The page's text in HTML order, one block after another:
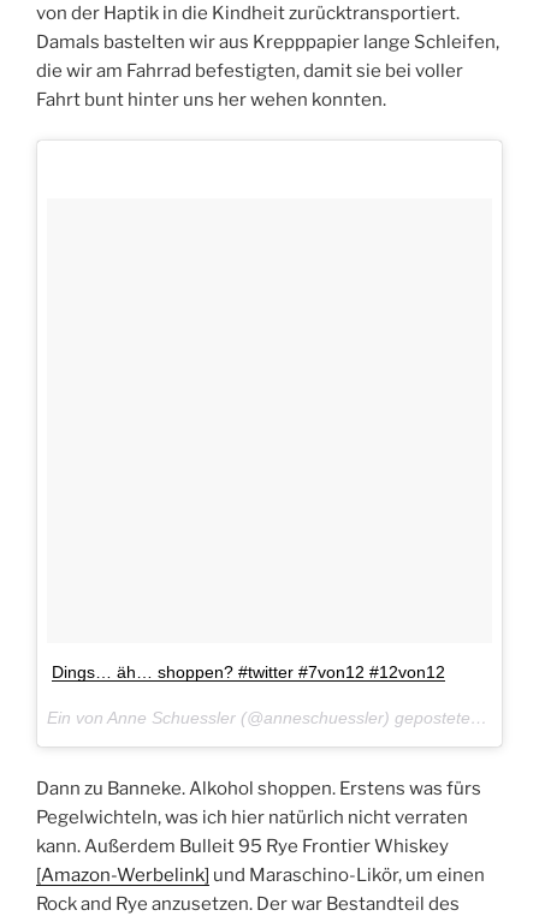
von der Haptik in die Kindheit zurücktransportiert.
Damals bastelten wir aus Krepppapier lange Schleifen,
die wir am Fahrrad befestigten, damit sie bei voller
Fahrt bunt hinter uns her wehen konnten.
Dings… äh… shoppen? #twitter #7von12 #12von12
Ein von Anne Schuessler (@anneschuessler) gepostetes Foto am
Dann zu Banneke. Alkohol shoppen. Erstens was fürs
Pegelwichteln, was ich hier natürlich nicht verraten
kann. Außerdem Bulleit 95 Rye Frontier Whiskey
[Amazon-Werbelink] und Maraschino-Likör, um einen
Rock and Rye anzusetzen. Der war Bestandteil des